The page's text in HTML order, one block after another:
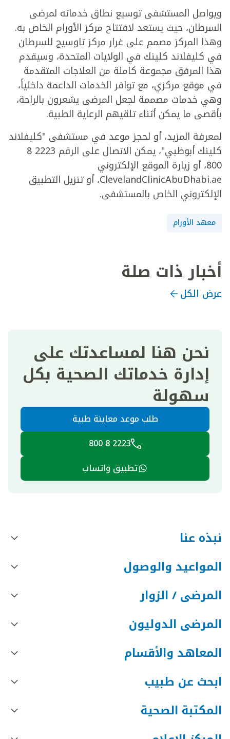
ويواصل المستشفى توسيع نطاق خدماته لمرضى
السرطان، حيث يستعد لافتتاح مركز الأورام الخاص به.
وهذا المركز مصمم على غرار مركز تاوسيج للسرطان
في كليفلاند كلينك في الولايات المتحدة، وسيقدم
هذا المرفق مجموعة كاملة من العلاجات المتقدمة
في موقع مركزي، مع توافر الخدمات الداعمة داخلياً،
وهي خدمات مصممة لجعل المرضى يشعرون بالراحة،
بأقصى ما يمكن أثناء تلقيهم الرعاية الطبية.
لمعرفة المزيد، أو لحجز موعد في مستشفى "كليفلاند
كلينك أبوظبي"، يمكن الاتصال على الرقم 2223 8
800، أو زيارة الموقع الإلكتروني
ClevelandClinicAbuDhabi.ae، أو تنزيل التطبيق
الإلكتروني الخاص بالمستشفى.
معهد الأورام
أخبار ذات صلة
عرض الكل
نحن هنا لمساعدتك على
إدارة خدماتك الصحية بكل
سهولة
طلب موعد معاينة طبية
2223 8 800
تطبيق واتساب
نبذه عنا
المواعيد والوصول
المرضى / الزوار
المرضى الدوليون
المعاهد والأقسام
ابحث عن طبيب
المكتبة الصحية